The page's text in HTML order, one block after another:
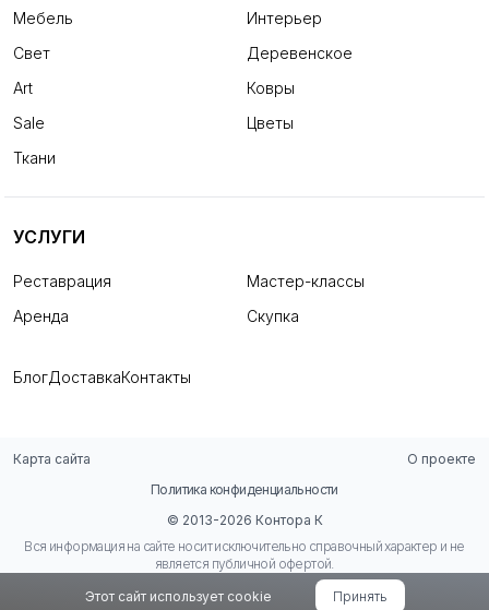
Мебель
Интерьер
Свет
Деревенское
Art
Ковры
Sale
Цветы
Ткани
УСЛУГИ
Реставрация
Мастер-классы
Аренда
Скупка
БлогДоставкаКонтакты
Карта сайта
О проекте
Политика конфиденциальности
© 2013-2026 Контора К
Вся информация на сайте носит исключительно справочный характер и не
является публичной офертой.
Этот сайт использует cookie
Принять